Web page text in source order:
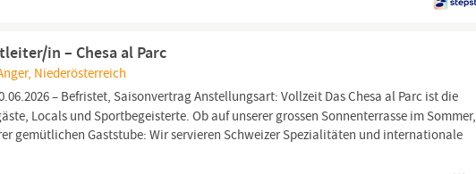
in – Chesa al Parc
Niederösterreich
– Befristet, Saisonvertrag Anstellungsart: Vollzeit Das Chesa al Parc ist die
Locals und Sportbegeisterte. Ob auf unserer grossen Sonnenterrasse im Sommer,
gemütlichen Gaststube: Wir servieren Schweizer Spezialitäten und internationale